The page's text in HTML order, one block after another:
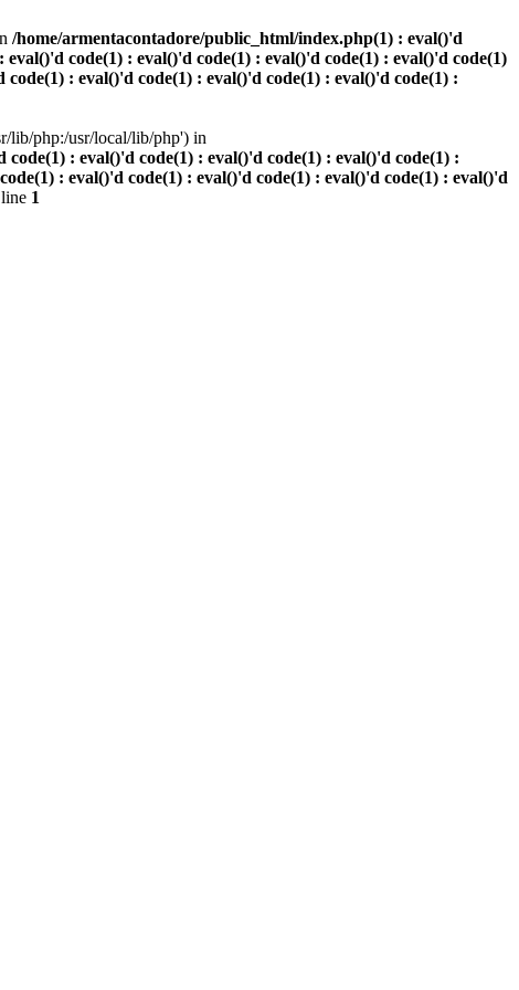
/home/armentacontadore/public_html/index.php(1) : eval()'d
code(1) : eval()'d code(1) : eval()'d code(1) : eval()'d code(1)
: eval()'d code(1) : eval()'d code(1) : eval()'d code(1) :
lib/php:/usr/local/lib/php') in
: eval()'d code(1) : eval()'d code(1) : eval()'d code(1) :
: eval()'d code(1) : eval()'d code(1) : eval()'d code(1) : eval()'d
1